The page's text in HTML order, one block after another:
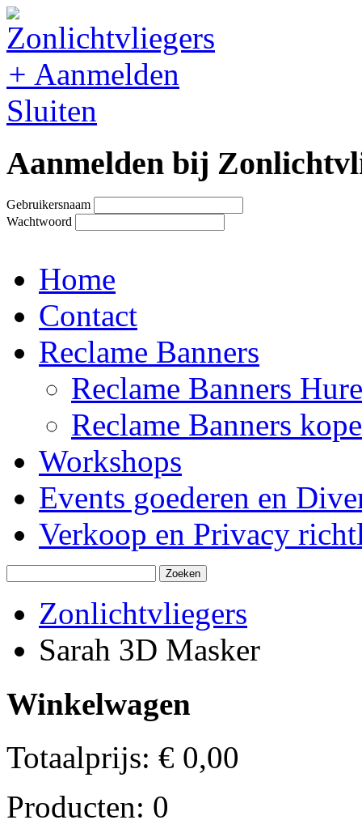
+ Aanmelden
Sluiten
Aanmelden bij
Gebruikersnaam
Wachtwoord
Home
Contact
Reclame Banners
Reclame Banners
Reclame Banners
Workshops
Events goederen en
Verkoop en Privacy
Zonlichtvliegers
Sarah 3D Masker
Winkelwagen
Totaalprijs: € 0,00
Producten: 0